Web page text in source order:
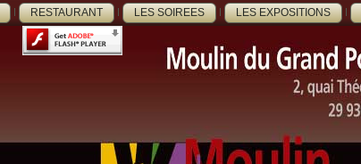
RESTAURANT LES SOIREES LES EXPOSITIONS